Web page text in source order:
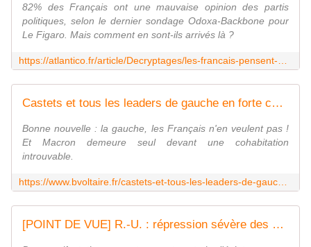
82% des Français ont une mauvaise opinion des partis
politiques, selon le dernier sondage Odoxa-Backbone pour
Le Figaro. Mais comment en sont-ils arrivés là ?
Castets et tous les leaders de gauche en forte chute, selon un sondage - Boulevard Voltaire
Bonne nouvelle : la gauche, les Français n'en veulent pas !
Et Macron demeure seul devant une cohabitation
introuvable.
[POINT DE VUE] R.-U. : répression sévère des manifestants anti-immigration - Boulevard Voltaire